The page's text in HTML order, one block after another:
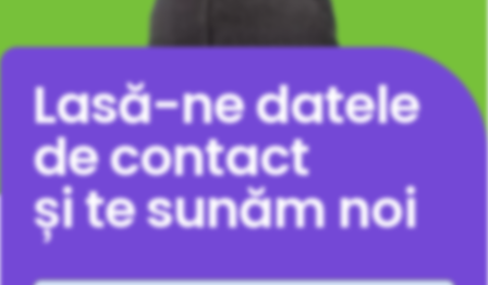
Lasă-ne datele
de contact
și te sunăm noi